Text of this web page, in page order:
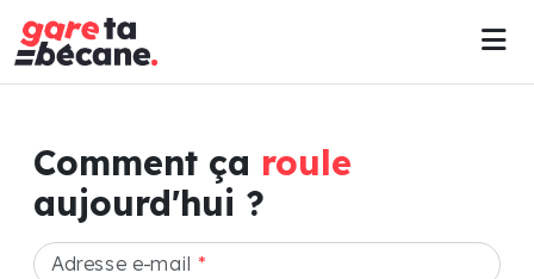
Comment ça roule
aujourd'hui ?
Adresse e-mail *